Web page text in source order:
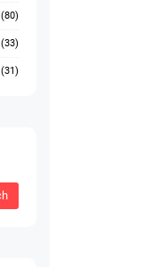
(80)
(33)
(31)